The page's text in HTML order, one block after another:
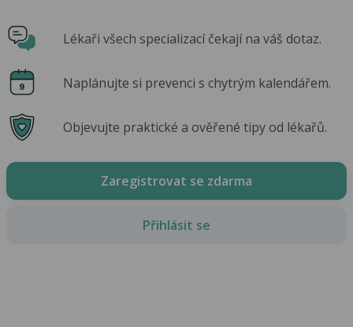
Lékaři všech specializací čekají na váš dotaz.
Naplánujte si prevenci s chytrým kalendářem.
Objevujte praktické a ověřené tipy od lékařů.
Zaregistrovat se zdarma
Přihlásit se